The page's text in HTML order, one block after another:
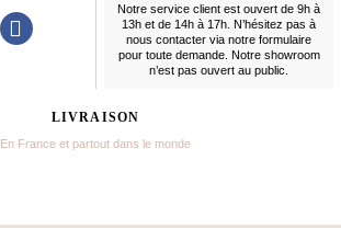
F
b
o
Notre service client est ouvert de 9h à
13h et de 14h à 17h. N’hésitez pas à
nous contacter via notre formulaire
pour toute demande. Notre showroom
n’est pas ouvert au public.
LIVRAISON
En France et partout dans le monde